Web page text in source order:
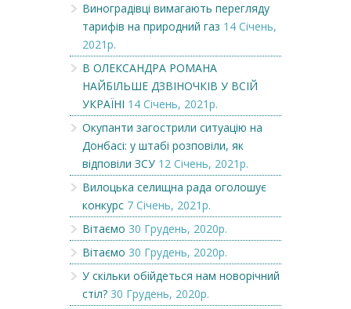
Виноградівці вимагають перегляду
тарифів на природний газ 14 Січень,
2021р.
В ОЛЕКСАНДРА РОМАНА
НАЙБІЛЬШЕ ДЗВІНОЧКІВ У ВСІЙ
УКРАЇНІ 14 Січень, 2021р.
Окупанти загострили ситуацію на
Донбасі: у штабі розповіли, як
відповіли ЗСУ 12 Січень, 2021р.
Вилоцька селищна рада оголошує
конкурс 7 Січень, 2021р.
Вітаємо 30 Грудень, 2020р.
Вітаємо 30 Грудень, 2020р.
У скільки обійдеться нам новорічний
стіл? 30 Грудень, 2020р.